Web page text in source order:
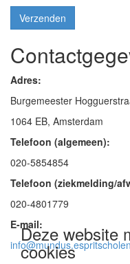
Verzenden
Adres:
Burgemeester
1064 EB, Amsterdam
Telefoon (algemeen):
020-5854854
Telefoon (ziekmelding/
020-4801779
E-mail:
Deze website
cookies